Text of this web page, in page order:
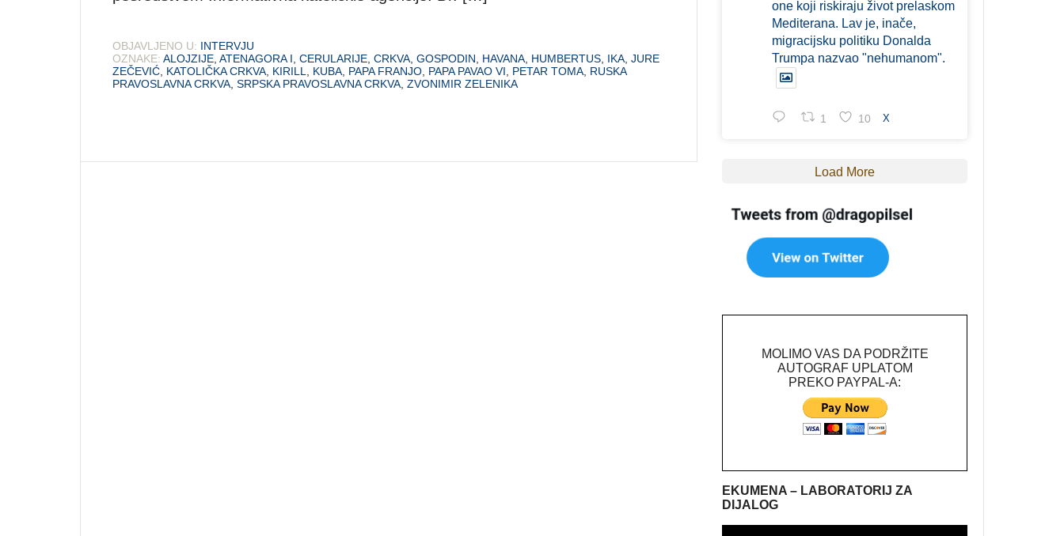
OBJAVLJENO U: INTERVJU
OZNAKE: ALOJZIJE ATENAGORA I CERULARIJE CRKVA GOSPODIN HAVANA HUMBERTUS IKA JURE
ZEČEVIĆ KATOLIČKA CRKVA KIRILL KUBA PAPA FRANJO PAPA PAVAO VI PETAR TOMA RUSKA
PRAVOSLAVNA CRKVA SRPSKA PRAVOSLAVNA CRKVA ZVONIMIR ZELENIKA
one koji riskiraju život prelaskom
Mediterana. Lav je, inače,
migracijsku politiku Donalda
Trumpa nazvao "nehumanom".
1 10 X
Load More
MOLIMO VAS DA PODRŽITE
AUTOGRAF UPLATOM
PREKO PAYPAL-A:
EKUMENA – LABORATORIJ ZA
DIJALOG